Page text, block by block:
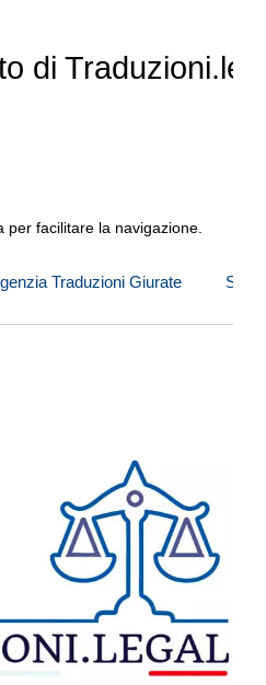
di
per facilitare la navigazione.
Traduzioni Giurate